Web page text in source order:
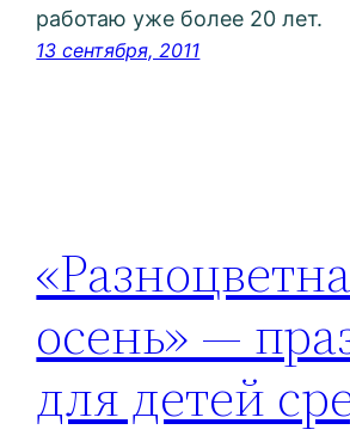
работаю уже более 20 лет.
13 сентября, 2011
осень» —
для детей